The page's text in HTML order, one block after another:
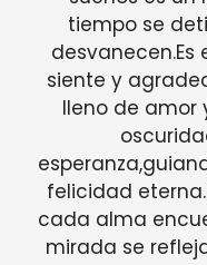
tiempo se
siente y
lleno de amor
felicidad
cada alma
mirada se